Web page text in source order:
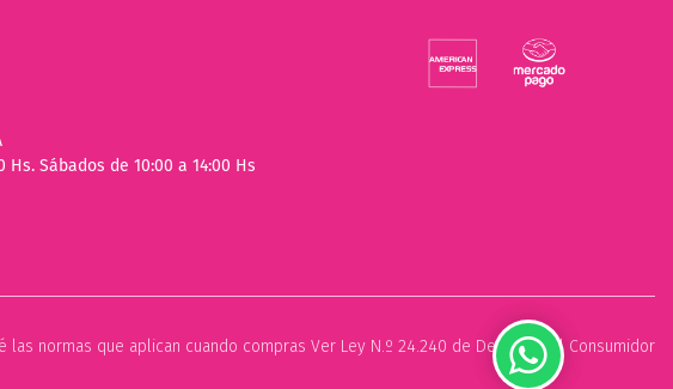
Sábados de 10:00 a 14:00 Hs
las normas que aplican cuando compras Ver Ley N.º 24.240 de Defensa del Consumidor